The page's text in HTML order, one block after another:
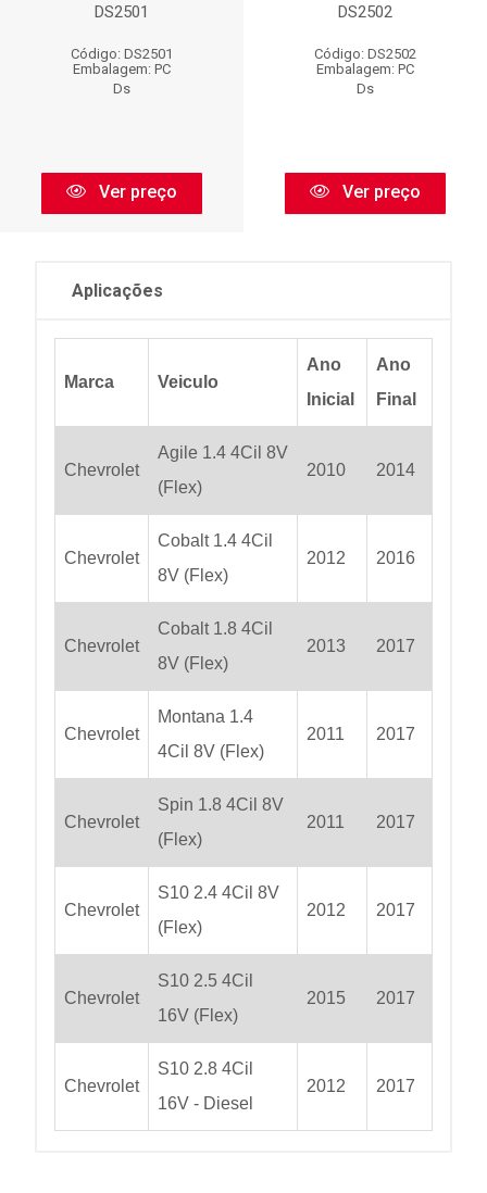
DS2501
Código: DS2501
Embalagem: PC
Ds
Ver preço
DS2502
Código: DS2502
Embalagem: PC
Ds
Ver preço
Aplicações
Marca Veiculo
Ano
Inicial
Ano
Final
Chevrolet
Agile 1.4 4Cil 8V
(Flex)
2010 2014
Chevrolet
Cobalt 1.4 4Cil
8V (Flex)
2012 2016
Chevrolet
Cobalt 1.8 4Cil
8V (Flex)
2013 2017
Chevrolet
Montana 1.4
4Cil 8V (Flex)
2011 2017
Chevrolet
Spin 1.8 4Cil 8V
(Flex)
2011 2017
Chevrolet
S10 2.4 4Cil 8V
(Flex)
2012 2017
Chevrolet
S10 2.5 4Cil
16V (Flex)
2015 2017
Chevrolet
S10 2.8 4Cil
16V - Diesel
2012 2017